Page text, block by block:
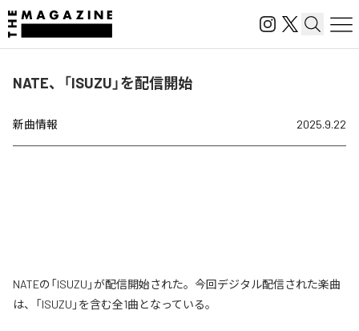
NATE、「ISUZU」を配信開始
新曲情報 2025.9.22
NATEの「ISUZU」が配信開始された。今回デジタル配信された楽曲
は、「ISUZU」を含む全1曲となっている。